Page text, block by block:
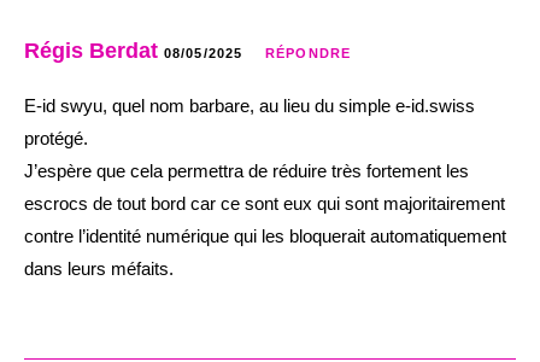
Régis Berdat 08/05/2025 RÉPONDRE
E-id swyu, quel nom barbare, au lieu du simple e-id.swiss
protégé.
J’espère que cela permettra de réduire très fortement les
escrocs de tout bord car ce sont eux qui sont majoritairement
contre l’identité numérique qui les bloquerait automatiquement
dans leurs méfaits.